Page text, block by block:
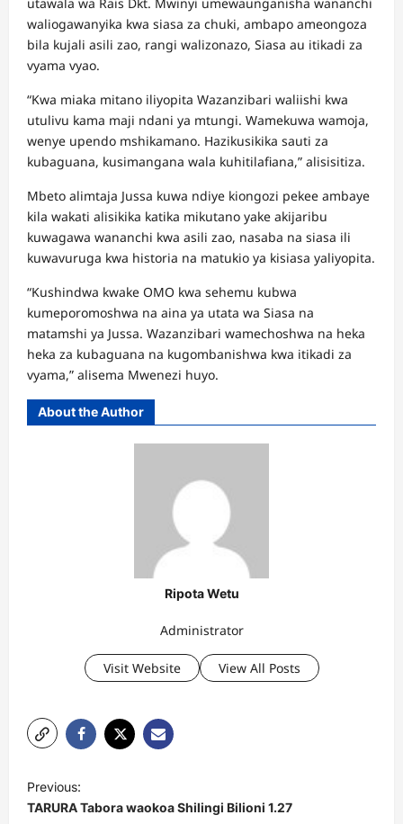
waliogawanyika kwa siasa za chuki, ambapo ameongoza
bila kujali asili zao, rangi walizonazo, Siasa au itikadi za
vyama vyao.
“Kwa miaka mitano iliyopita Wazanzibari waliishi kwa
utulivu kama maji ndani ya mtungi. Wamekuwa wamoja,
wenye upendo mshikamano. Hazikusikika sauti za
kubaguana, kusimangana wala kuhitilafiana,” alisisitiza.
Mbeto alimtaja Jussa kuwa ndiye kiongozi pekee ambaye
kila wakati alisikika katika mikutano yake akijaribu
kuwagawa wananchi kwa asili zao, nasaba na siasa ili
kuwavuruga kwa historia na matukio ya kisiasa yaliyopita.
“Kushindwa kwake OMO kwa sehemu kubwa
kumeporomoshwa na aina ya utata wa Siasa na
matamshi ya Jussa. Wazanzibari wamechoshwa na heka
heka za kubaguana na kugombanishwa kwa itikadi za
vyama,” alisema Mwenezi huyo.
About the Author
Ripota Wetu
Administrator
Visit Website View All Posts
o
Previous:
TARURA Tabora waokoa Shilingi Bilioni 1.27